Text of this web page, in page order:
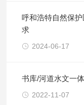
呼和浩特自然保
求
2024-06-17
书库/河道水文一
2022-11-07